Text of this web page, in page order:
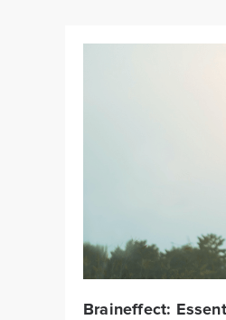
Braineffect: